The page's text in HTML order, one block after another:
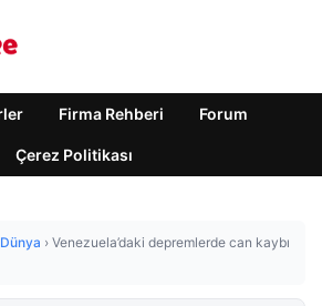
Firma Rehberi Forum
Çerez Politikası
Dünya › Venezuela’daki depremlerde can kaybı